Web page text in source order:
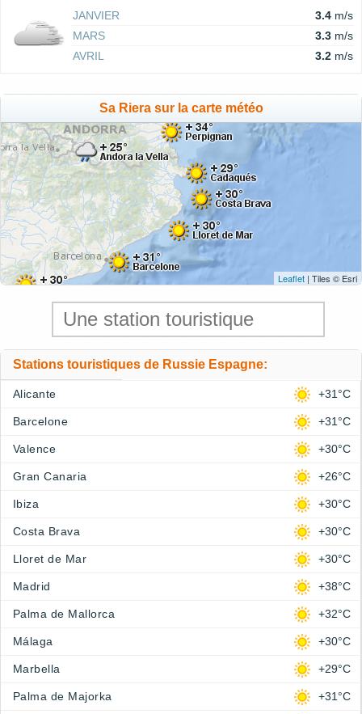
JANVIER 3.4 m/s
MARS
3.3 m/s
AVRIL
3.2 m/s
Sa Riera sur la carte météo
Leaflet | Tiles © Esri
Stations touristiques de Russie Espagne:
Alicante +31°C
Barcelone +31°C
Valence +30°C
Gran Canaria +26°C
Ibiza +30°C
Costa Brava +30°C
Lloret de Mar +30°C
Madrid +38°C
Palma de Mallorca +32°C
Málaga +30°C
Marbella +29°C
Palma de Majorka +31°C